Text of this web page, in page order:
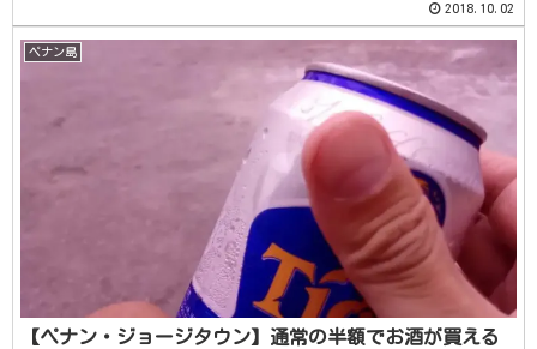
2018.10.02
ペナン島
【ペナン・ジョージタウン】通常の半額でお酒が買える